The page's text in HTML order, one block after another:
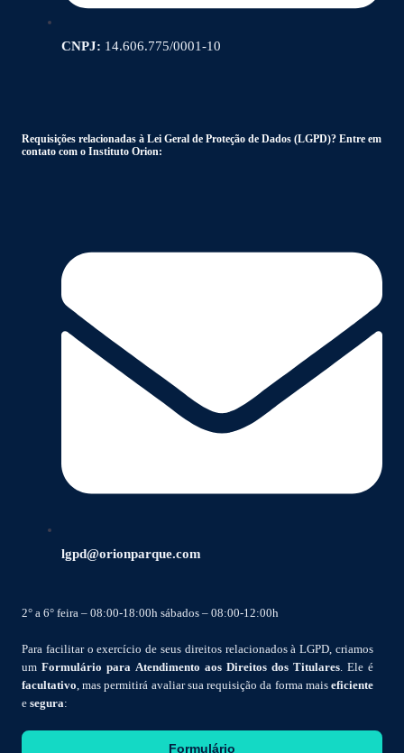
CNPJ: 14.606.775/0001-10
Requisições relacionadas à Lei Geral de Proteção de Dados (LGPD)? Entre em
contato com o Instituto Orion:
lgpd@orionparque.com
2° a 6° feira – 08:00-18:00h sábados – 08:00-12:00h
Para facilitar o exercício de seus direitos relacionados à LGPD, criamos
um Formulário para Atendimento aos Direitos dos Titulares . Ele é
facultativo , mas permitirá avaliar sua requisição da forma mais eficiente
e segura:
Formulário